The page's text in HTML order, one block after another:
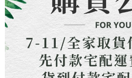
【注意事項】
1.本服務係由「台灣大哥大股份有限公司」（
用戶於交易時，得透過本服務購買商品或服
買賣價金債權讓與本公司後，依約使用本公司
2.基於同意付款使用「大哥付你分期」之契約
資料（包含姓名、電話或地址）提供予台灣大
由本公司與您本人進行分期帳單所需資料之
3.完整用戶服務條款，請詳閱以下連結：
３．收到繳費通知簡訊後14天內，點擊此簡
ATM／網路銀行／等多元方式進行付款，方視
※ 請注意：結帳手續完成當下不需立刻繳費
購買商品的店家。未經商家同意取消之訂單仍
後付繳納相關費用。
※ 交易是否成功請以「AFTEE先享後付 」之
是否繳費成功／繳費後需取消欲退款等相關疑
客戶支援中心」 https://
7-11取貨付款
每筆NT$80，滿NT$1,500(含以上)免運費
先付款宅配到府
每筆NT$65，滿NT$1,500(含以上)免運費